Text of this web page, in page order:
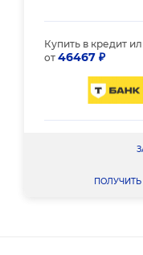
Купить в кредит
от 46467 ₽